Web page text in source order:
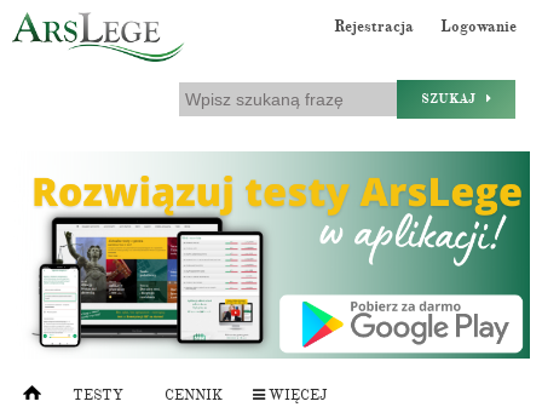
Rejestracja Logowanie
SZUKAJ
TESTY CENNIK WIĘCEJ